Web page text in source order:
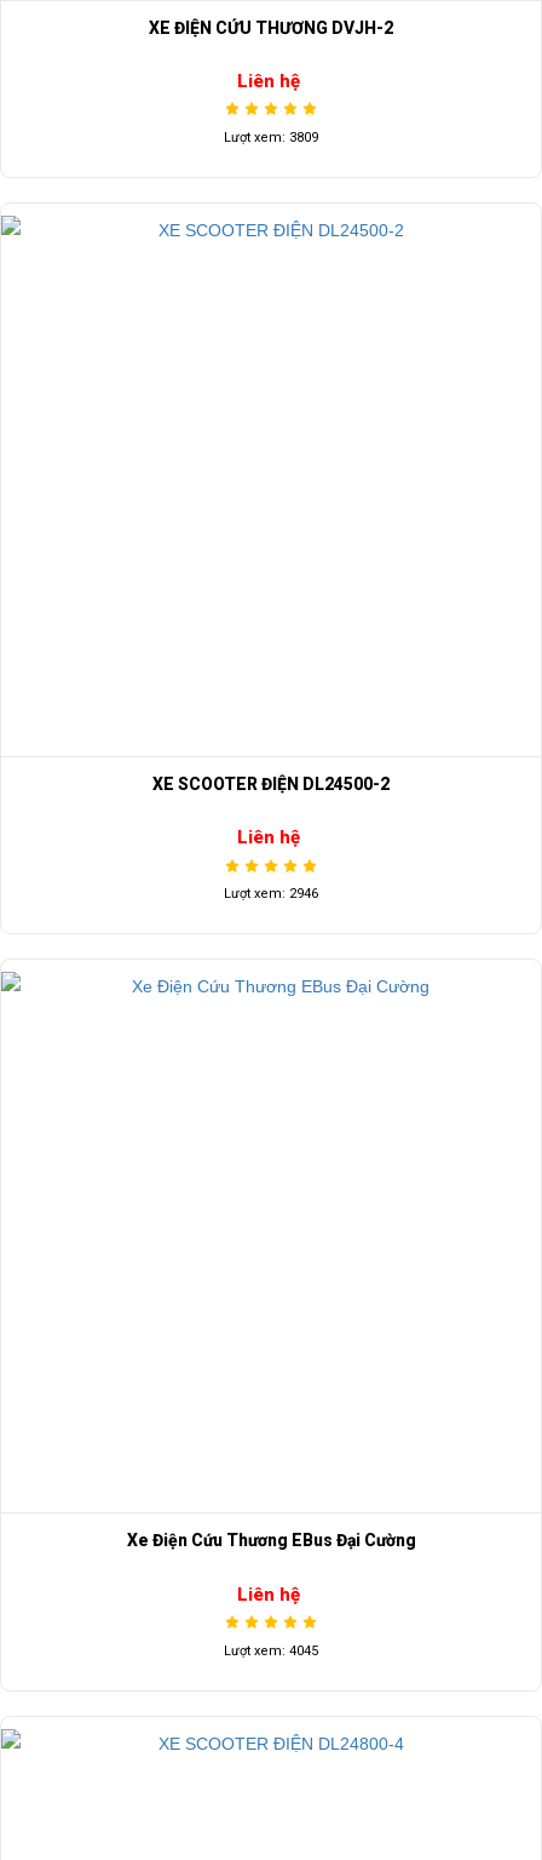
XE ĐIỆN CỨU THƯƠNG DVJH-2
Liên hệ
Lượt xem: 3809
XE SCOOTER ĐIỆN DL24500-2
Liên hệ
Lượt xem: 2946
Xe Điện Cứu Thương EBus Đại Cường
Liên hệ
Lượt xem: 4045